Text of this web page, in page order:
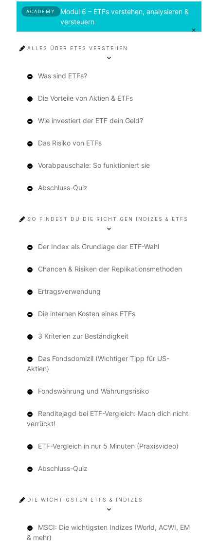
ACADEMY
Modul 6 – ETFs verstehen, analysieren &
versteuern
ALLES ÜBER ETFS VERSTEHEN
Was sind ETFs?
Die Vorteile von Aktien & ETFs
Wie investiert der ETF dein Geld?
Das Risiko von ETFs
Vorabpauschale: So funktioniert sie
Abschluss-Quiz
SO FINDEST DU DIE RICHTIGEN INDIZES & ETFS
Der Index als Grundlage der ETF-Wahl
Chancen & Risiken der Replikationsmethoden
Ertragsverwendung
Die internen Kosten eines ETFs
3 Kriterien zur Beständigkeit
Das Fondsdomizil (Wichtiger Tipp für US-
Aktien)
Fondswährung und Währungsrisiko
Renditejagd bei ETF-Vergleich: Mach dich nicht
verrückt!
ETF-Vergleich in nur 5 Minuten (Praxisvideo)
Abschluss-Quiz
DIE WICHTIGSTEN ETFS & INDIZES
MSCI: Die wichtigsten Indizes (World, ACWI, EM
& mehr)